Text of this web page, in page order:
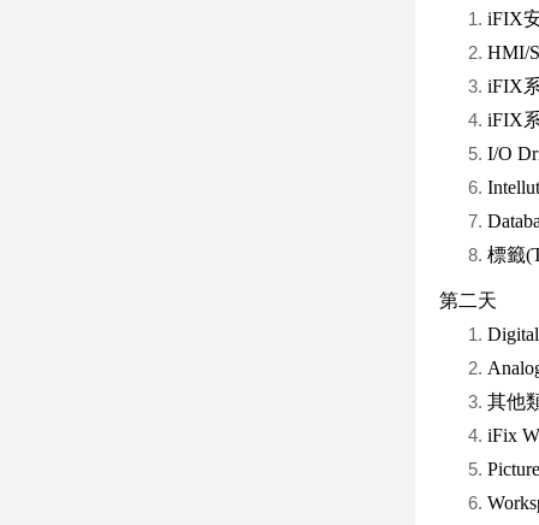
iFIX
HMI/
iFIX
iFIX
I/O
標籤
第二天
其他
iFix